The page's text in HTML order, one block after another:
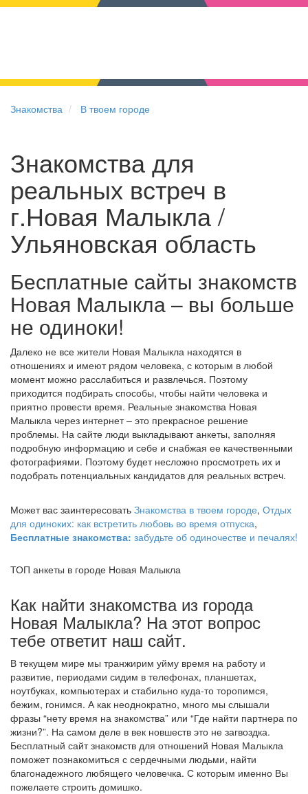
Знакомства В твоем городе
Знакомства для
реальных встреч в
г.Новая Малыкла /
Ульяновская область
Бесплатные сайты знакомств
Новая Малыкла – вы больше
не одиноки!
Далеко не все жители Новая Малыкла находятся в
отношениях и имеют рядом человека, с которым в любой
момент можно расслабиться и развлечься. Поэтому
приходится подбирать способы, чтобы найти человека и
приятно провести время. Реальные знакомства Новая
Малыкла через интернет – это прекрасное решение
проблемы. На сайте люди выкладывают анкеты, заполняя
подробную информацию и себе и снабжая ее качественными
фотографиями. Поэтому будет несложно просмотреть их и
подобрать потенциальных кандидатов для реальных встреч.
Может вас заинтересовать Знакомства в твоем городе, Отдых
для одиноких: как встретить любовь во время отпуска,
Бесплатные знакомства: забудьте об одиночестве и печалях!
ТОП анкеты в городе Новая Малыкла
Как найти знакомства из города
Новая Малыкла? На этот вопрос
тебе ответит наш сайт.
В текущем мире мы транжирим уйму время на работу и
развитие, периодами сидим в телефонах, планшетах,
ноутбуках, компьютерах и стабильно куда-то торопимся,
бежим, гонимся. А как неоднократно, много мы слышали
фразы “нету время на знакомства” или “Где найти партнера по
жизни?”. На самом деле в век новшеств это не загвоздка.
Бесплатный сайт знакомств для отношений Новая Малыкла
поможет познакомиться с сердечными людьми, найти
благонадежного любящего человечка. С которым именно Вы
пожелаете строить домишко.